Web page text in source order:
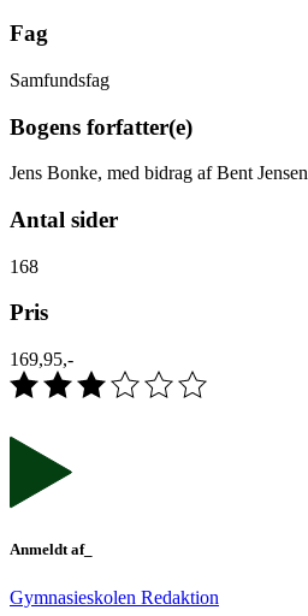
Fag
Samfundsfag
Bogens forfatter(e)
Jens Bonke, med bidrag af Bent Jensen
Antal sider
168
Pris
169,95,-
Anmeldt af_
Gymnasieskolen Redaktion